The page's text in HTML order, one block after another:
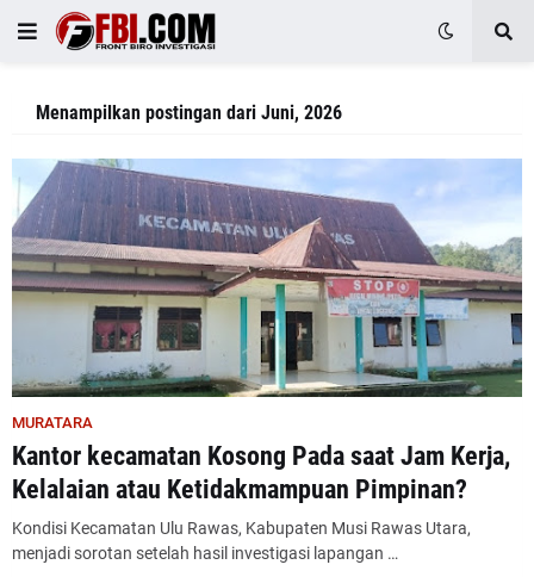
Menampilkan postingan dari Juni, 2026
MURATARA
Kantor kecamatan Kosong Pada saat Jam Kerja,
Kelalaian atau Ketidakmampuan Pimpinan?
Kondisi Kecamatan Ulu Rawas, Kabupaten Musi Rawas Utara,
menjadi sorotan setelah hasil investigasi lapangan …